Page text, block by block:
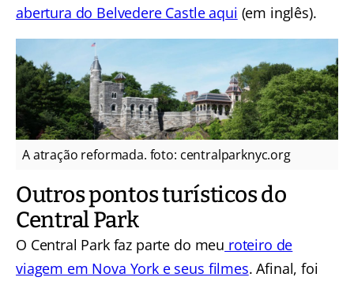
abertura do Belvedere Castle aqui (em inglês).
A atração reformada. foto: centralparknyc.org
Outros pontos turísticos do
Central Park
O Central Park faz parte do meu roteiro de
viagem em Nova York e seus filmes. Afinal, foi